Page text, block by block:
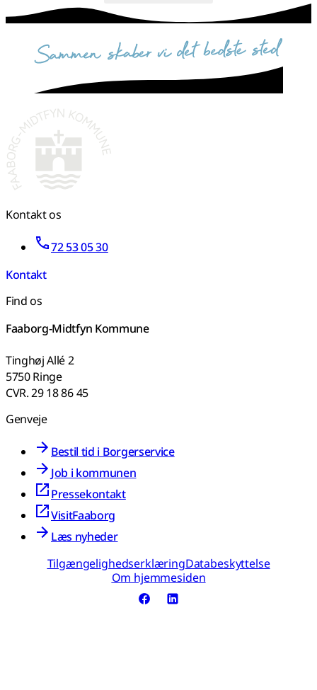
sammen skaber vi det bedste sted
Kontakt os
72 53 05 30
Kontakt
Find os
Faaborg-Midtfyn Kommune
Tinghøj Allé 2
5750 Ringe
CVR. 29 18 86 45
Genveje
Bestil tid i Borgerservice
Job i kommunen
Pressekontakt
VisitFaaborg
Læs nyheder
TilgængelighedserklæringDatabeskyttelse
Om hjemmesiden